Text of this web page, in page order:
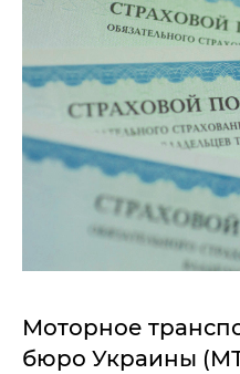
Моторное
бюро Украины